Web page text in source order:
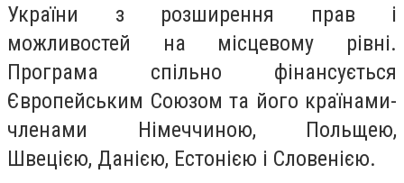
України з розширення прав і
можливостей на місцевому рівні.
Програма спільно фінансується
Європейським Союзом та його країнами-
членами Німеччиною, Польщею,
Швецією, Данією, Естонією і Словенією.